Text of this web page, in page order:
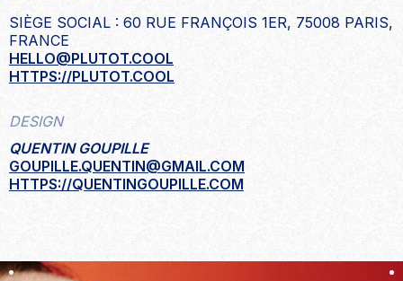
SIÈGE SOCIAL : 60 RUE FRANÇOIS 1ER, 75008 PARIS,
FRANCE
HELLO@PLUTOT.COOL
HTTPS://PLUTOT.COOL
DESIGN
QUENTIN GOUPILLE
GOUPILLE.QUENTIN@GMAIL.COM
HTTPS://QUENTINGOUPILLE.COM